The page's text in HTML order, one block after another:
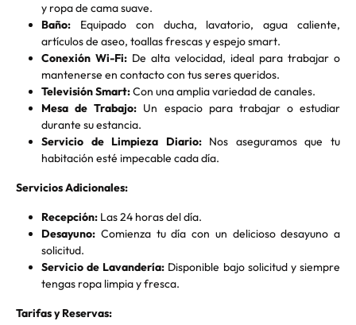
y ropa de cama suave.
Baño: Equipado con ducha, lavatorio, agua caliente,
artículos de aseo, toallas frescas y espejo smart.
Conexión Wi-Fi: De alta velocidad, ideal para trabajar o
mantenerse en contacto con tus seres queridos.
Televisión Smart:Con una amplia variedad de canales.
Mesa de Trabajo: Un espacio para trabajar o estudiar
durante su estancia.
Servicio de Limpieza Diario:Nos aseguramos que tu
habitación esté impecable cada día.
Servicios Adicionales:
Recepción: Las 24 horas del día.
Desayuno: Comienza tu día con un delicioso desayuno a
solicitud.
Servicio de Lavandería: Disponible bajo solicitud y siempre
tengas ropa limpia y fresca.
Tarifas y Reservas: